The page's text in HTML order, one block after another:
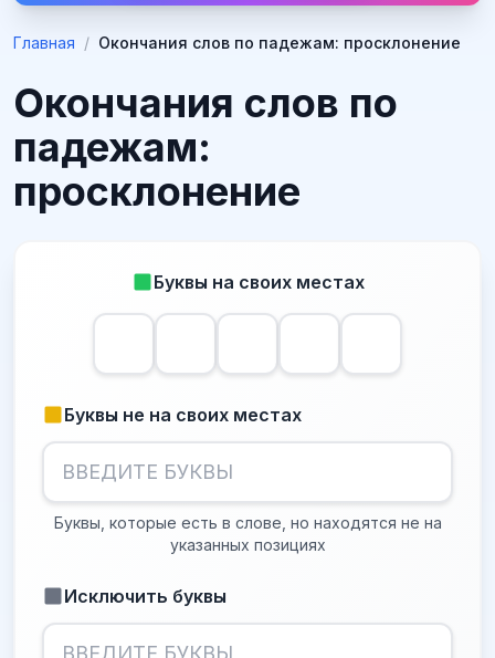
Главная / Окончания слов по падежам: просклонение
Окончания слов по
падежам:
просклонение
Буквы на своих местах
Буквы не на своих местах
Буквы, которые есть в слове, но находятся не на
указанных позициях
Исключить буквы